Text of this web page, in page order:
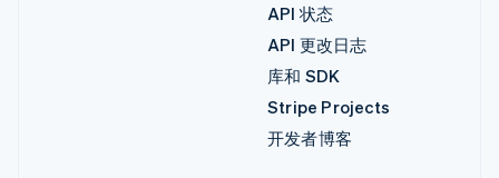
API 状态
API 更改日志
库和 SDK
Stripe Projects
开发者博客